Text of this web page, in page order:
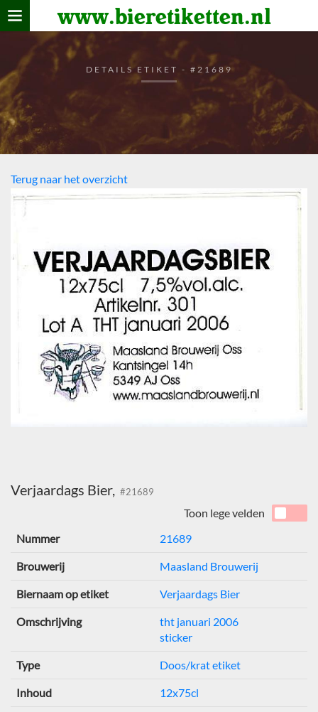
www.bieretiketten.nl
Home
verzamelen
De bierkaart
Bezoekers
DETAILS ETIKET - #21689
Terug naar het overzicht
Verjaardags Bier, #21689
Toon lege velden
Nummer
21689
Brouwerij Maasland Brouwerij
Biernaam op etiket Verjaardags Bier
Omschrijving
tht januari 2006
sticker
Type Doos/krat etiket
Inhoud 12x75cl